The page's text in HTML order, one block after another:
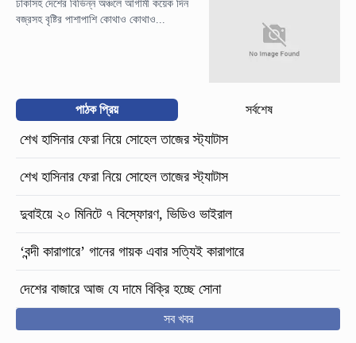
ঢাকাসহ দেশের বিভিন্ন অঞ্চলে আগামী কয়েক দিন
বজ্রসহ বৃষ্টির পাশাপাশি কোথাও কোথাও...
পাঠক প্রিয় সর্বশেষ
শেখ হাসিনার ফেরা নিয়ে সোহেল তাজের স্ট্যাটাস
শেখ হাসিনার ফেরা নিয়ে সোহেল তাজের স্ট্যাটাস
দুবাইয়ে ২০ মিনিটে ৭ বিস্ফোরণ, ভিডিও ভাইরাল
‘বন্দী কারাগারে’ গানের গায়ক এবার সত্যিই কারাগারে
দেশের বাজারে আজ যে দামে বিক্রি হচ্ছে সোনা
সব খবর